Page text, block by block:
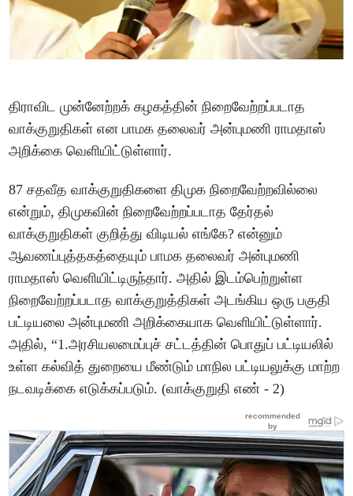
திராவிட முன்னேற்றக் கழகத்தின் நிறைவேற்றப்படாத
வாக்குறுதிகள் என பாமக தலைவர் அன்புமணி ராமதாஸ்
அறிக்கை வெளியிட்டுள்ளார்.
87 சதவீத வாக்குறுதிகளை திமுக நிறைவேற்றவில்லை
என்றும், திமுகவின் நிறைவேற்றப்படாத தேர்தல்
வாக்குறுதிகள் குறித்து விடியல் எங்கே? என்னும்
ஆவணப்புத்தகத்தையும் பாமக தலைவர் அன்புமணி
ராமதாஸ் வெளியிட்டிருந்தார். அதில் இடம்பெற்றுள்ள
நிறைவேற்றப்படாத வாக்குறுத்திகள் அடங்கிய ஒரு பகுதி
பட்டியலை அன்புமணி அறிக்கையாக வெளியிட்டுள்ளார்.
அதில், “1.அரசியலமைப்புச் சட்டத்தின் பொதுப் பட்டியலில்
உள்ள கல்வித் துறையை மீண்டும் மாநில பட்டியலுக்கு மாற்ற
நடவடிக்கை எடுக்கப்படும். (வாக்குறுதி எண் - 2)